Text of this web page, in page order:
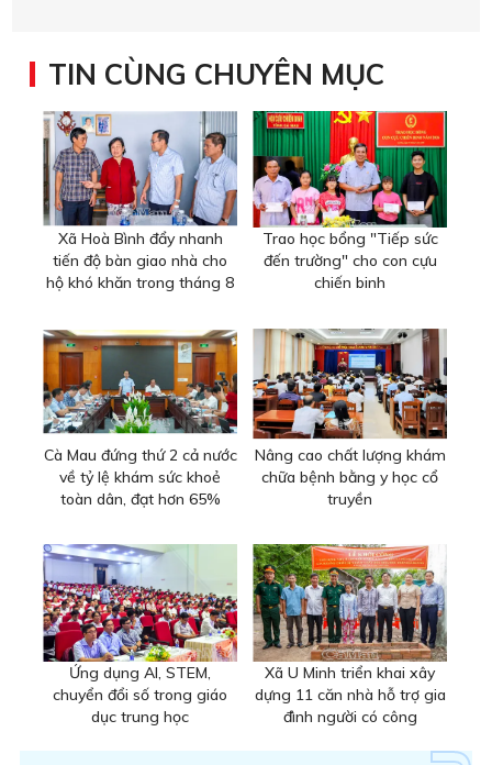
TIN CÙNG CHUYÊN MỤC
Xã Hoà Bình đẩy nhanh
tiến độ bàn giao nhà cho
hộ khó khăn trong tháng 8
Trao học bổng "Tiếp sức
đến trường" cho con cựu
chiến binh
Cà Mau đứng thứ 2 cả nước
về tỷ lệ khám sức khoẻ
toàn dân, đạt hơn 65%
Nâng cao chất lượng khám
chữa bệnh bằng y học cổ
truyền
Ứng dụng AI, STEM,
chuyển đổi số trong giáo
dục trung học
Xã U Minh triển khai xây
dựng 11 căn nhà hỗ trợ gia
đình người có công